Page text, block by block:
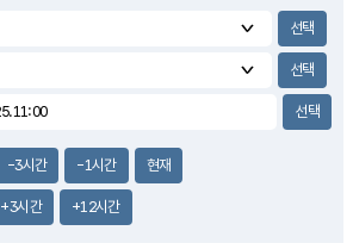
1.4m/s
-3시간 -1시간 현재
+3시간 +12시간